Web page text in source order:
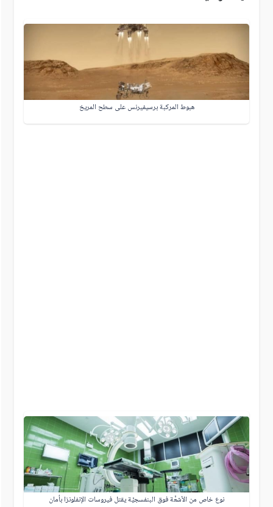
هبوط المركبة برسيفيرنس على سطح المريخ
نوع خاص من الأشعَّة فوق البنفسجيَّة يقتل فيروسات الإنفلونزا بأمان